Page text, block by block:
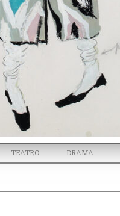
TEATRO DRAMA